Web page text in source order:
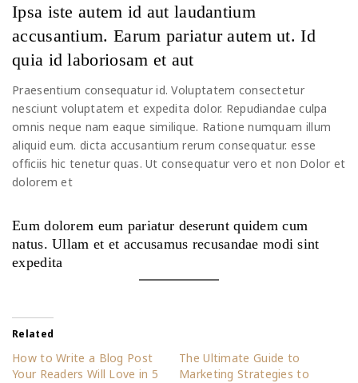
Ipsa iste autem id aut laudantium
accusantium. Earum pariatur autem ut. Id
quia id laboriosam et aut
Praesentium consequatur id. Voluptatem consectetur
nesciunt voluptatem et expedita dolor. Repudiandae culpa
omnis neque nam eaque similique. Ratione numquam illum
aliquid eum. dicta accusantium rerum consequatur. esse
officiis hic tenetur quas. Ut consequatur vero et non Dolor et
dolorem et
Eum dolorem eum pariatur deserunt quidem cum
natus. Ullam et et accusamus recusandae modi sint
expedita
Related
How to Write a Blog Post
Your Readers Will Love in 5
The Ultimate Guide to
Marketing Strategies to